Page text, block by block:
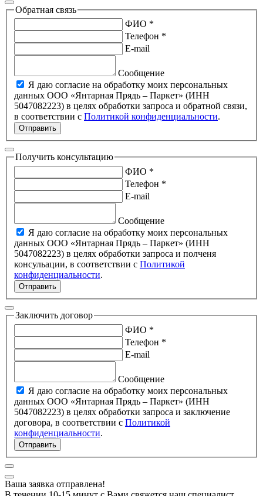
Обратная связь
ФИО *
Телефон *
E-mail
Сообщение
Я даю согласие на обработку моих персональных
данных ООО «Янтарная Прядь – Паркет» (ИНН
5047082223) в целях обработки запроса и обратной связи,
в соответствии с Политикой конфиденциальности.
Отправить
Получить консультацию
ФИО *
Телефон *
E-mail
Сообщение
Я даю согласие на обработку моих персональных
данных ООО «Янтарная Прядь – Паркет» (ИНН
5047082223) в целях обработки запроса и полченя
консульации, в соответствии с Политикой
конфиденциальности.
Отправить
Заключить договор
ФИО *
Телефон *
E-mail
Сообщение
Я даю согласие на обработку моих персональных
данных ООО «Янтарная Прядь – Паркет» (ИНН
5047082223) в целях обработки запроса и заключение
договора, в соответствии с Политикой
конфиденциальности.
Отправить
Ваша заявка отправлена!